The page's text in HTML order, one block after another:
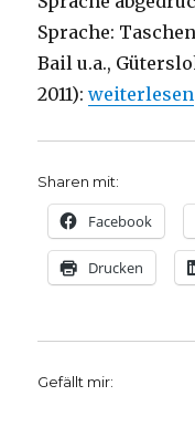
Sprache:
Bail u.a.,
2011):„Predigt
weiterlesen
Sharen mit:
Facebook
Drucken
Gefällt mir: